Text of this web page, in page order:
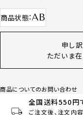
商品状態 AB
申し
ただいま
商品についてのお問い合わせ
全国送料550円
ご注文後、注文内